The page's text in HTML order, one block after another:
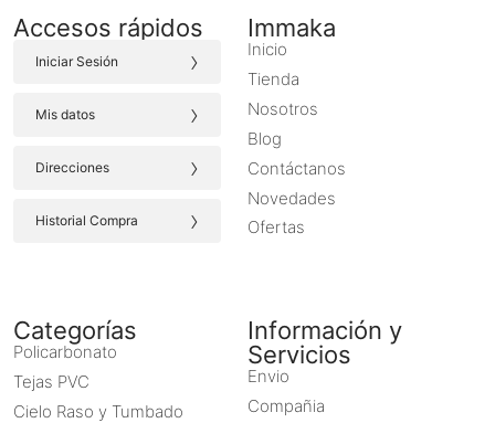
Accesos rápidos
Iniciar Sesión ›
Mis datos ›
Direcciones ›
Historial Compra ›
Immaka
Inicio
Tienda
Nosotros
Blog
Contáctanos
Novedades
Ofertas
Categorías
Policarbonato
Tejas PVC
Cielo Raso y Tumbado
Información y
Servicios
Envio
Compañia